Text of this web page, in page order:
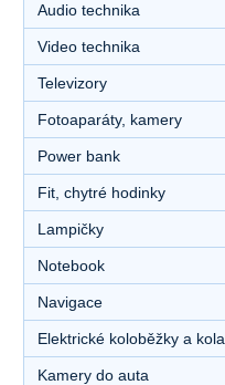
Audio technika
Video technika
Televizory
Fotoaparáty, kamery
Power bank
Fit, chytré hodinky
Lampičky
Notebook
Navigace
Elektrické koloběžky a kola
Kamery do auta